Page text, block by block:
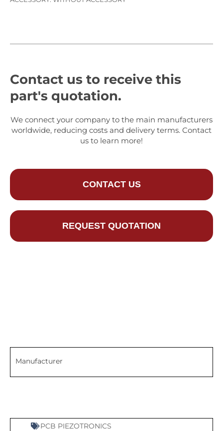
Contact us to receive this
part's quotation.
We connect your company to the main manufacturers
worldwide, reducing costs and delivery terms. Contact
us to learn more!
CONTACT US
REQUEST QUOTATION
Manufacturer
PCB PIEZOTRONICS